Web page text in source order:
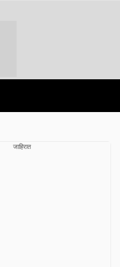
जाहिरात